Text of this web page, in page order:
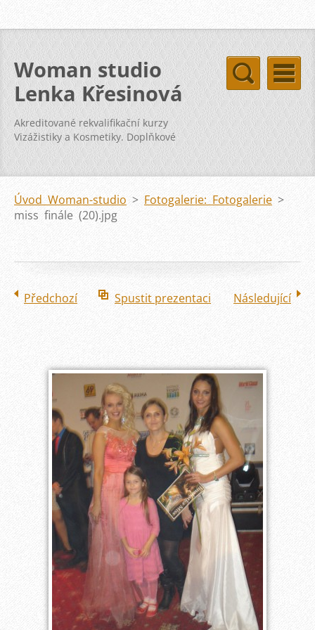
Woman studio
Lenka Křesinová
Akreditované rekvalifikační kurzy
Vizážistiky a Kosmetiky. Doplňkové
kurzy svatba vizáž kosmetika pleť
Úvod Woman-studio > Fotogalerie: Fotogalerie >
miss finále (20).jpg
Předchozí Spustit prezentaci Následující